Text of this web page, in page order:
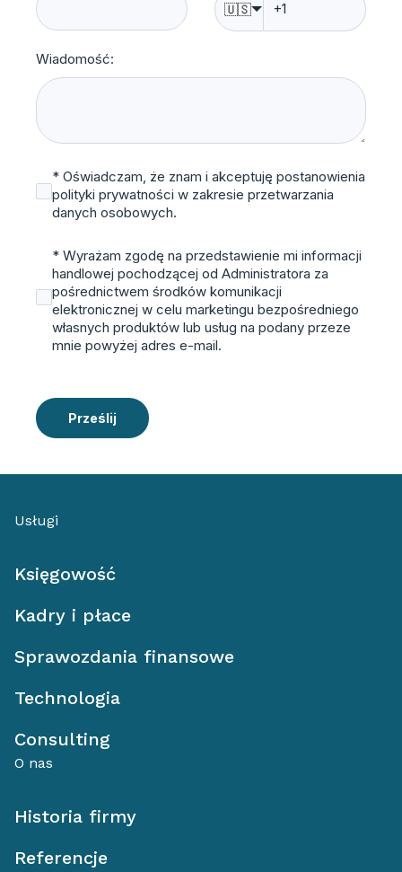
🇺🇸
Wiadomość:
* Oświadczam, że znam i akceptuję postanowienia
polityki prywatności w zakresie przetwarzania
danych osobowych.
* Wyrażam zgodę na przedstawienie mi informacji
handlowej pochodzącej od Administratora za
pośrednictwem środków komunikacji
elektronicznej w celu marketingu bezpośredniego
własnych produktów lub usług na podany przeze
mnie powyżej adres e-mail.
Prześlij
Usługi
Księgowość
Kadry i płace
Sprawozdania finansowe
Technologia
Consulting
O nas
Historia firmy
Referencje